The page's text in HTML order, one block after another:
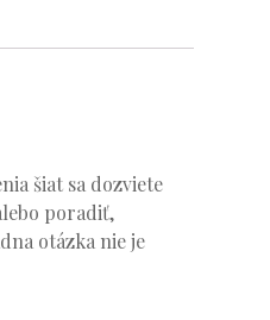
šiat sa dozviete
poradiť,
otázka nie je